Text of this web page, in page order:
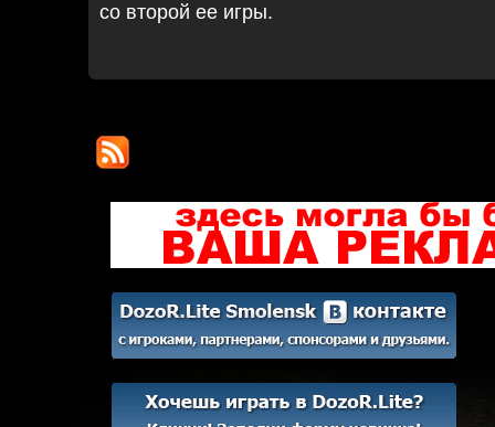
со второй ее игры.